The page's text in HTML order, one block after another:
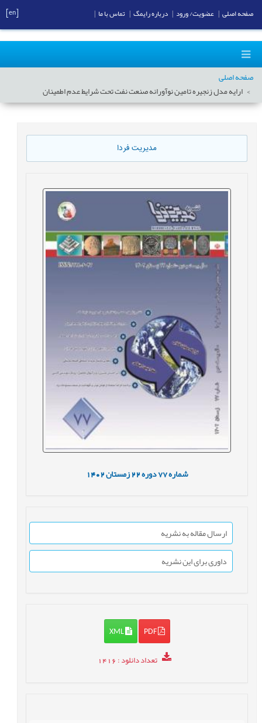
صفحه اصلی
ارایه مدل زنجیره تامین نوآورانه صنعت نفت تحت شرایط عدم اطمینان
مدیریت فردا
شماره77 دوره22 زمستان1402
ارسال مقاله به نشریه
داوری برای این نشریه
PDF
XML
تعداد دانلود: 1416
صفحه اصلی عضویت/ ورود درباره رایمگ تماس با ما